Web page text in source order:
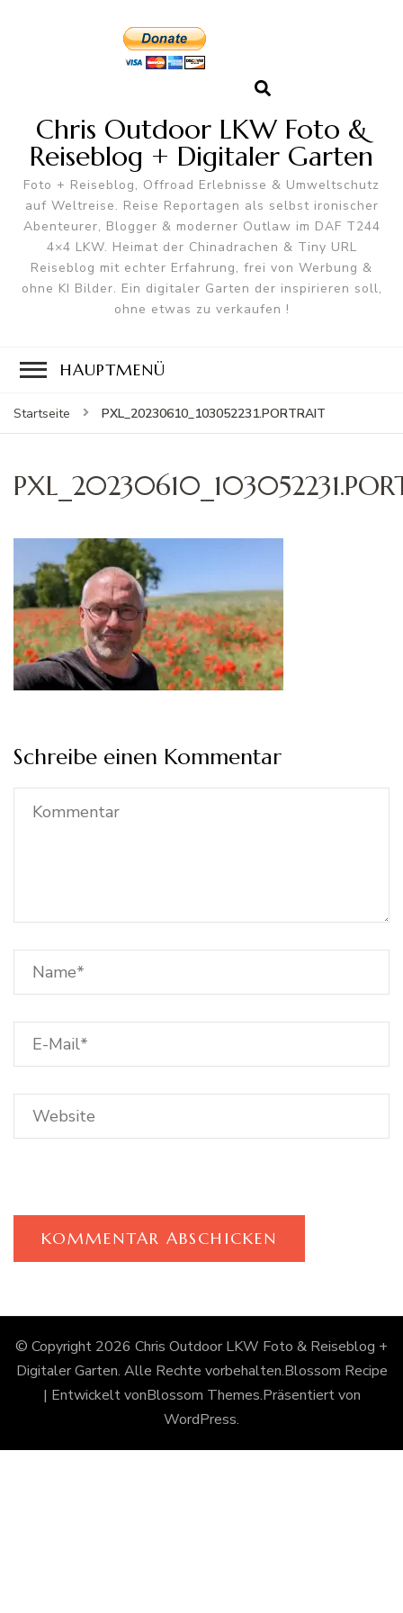
Chris Outdoor LKW Foto &
Reiseblog + Digitaler Garten
Foto + Reiseblog, Offroad Erlebnisse & Umweltschutz
auf Weltreise. Reise Reportagen als selbst ironischer
Abenteurer, Blogger & moderner Outlaw im DAF T244
4×4 LKW. Heimat der Chinadrachen & Tiny URL
Reiseblog mit echter Erfahrung, frei von Werbung &
ohne KI Bilder. Ein digitaler Garten der inspirieren soll,
ohne etwas zu verkaufen !
HAUPTMENÜ
Startseite PXL_20230610_103052231.PORTRAIT
Schreibe einen Kommentar
© Copyright 2026 Chris Outdoor LKW Foto & Reiseblog +
Digitaler Garten. Alle Rechte vorbehalten.Blossom Recipe
| Entwickelt vonBlossom Themes.Präsentiert von
WordPress.